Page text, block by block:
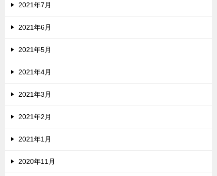
2021年7月
2021年6月
2021年5月
2021年4月
2021年3月
2021年2月
2021年1月
2020年11月